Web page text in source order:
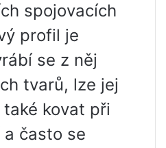
spojovacích
profil je
se z něj
tvarů, lze jej
kovat při
často se